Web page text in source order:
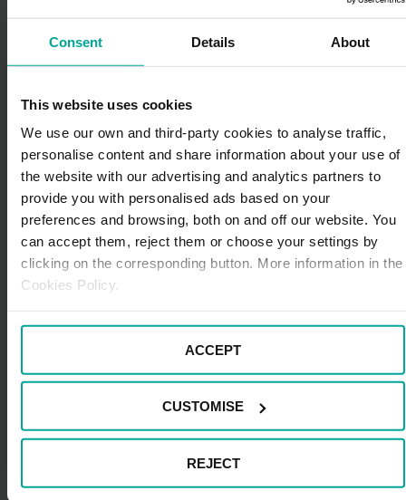
Consent Details About
This website uses cookies
We use our own and third-party cookies to analyse traffic,
personalise content and share information about your use of
the website with our advertising and analytics partners to
provide you with personalised ads based on your
preferences and browsing, both on and off our website. You
can accept them, reject them or choose your settings by
clicking on the corresponding button. More information in the
Cookies Policy.
ACCEPT
CUSTOMISE
REJECT
A continuación, proseguiremos hacia un pueblecito que
parece sacado de un lienzo: nos referimos a
La siguiente parada de la ruta nos llevará hasta
Friburgo, otra localidad absolutamente encantadora
cuyaarquitectura medieval ybächle(pequeños
canales de agua que lo atraviesan) nos fascinarán de
inmediato.
De Friburgo nos iremos a
, donde la naturaleza
cobrará protagonismo de nuevo con imponentes
cascadas (algunas, con más de 160 metros de caída),
visitar el Museo Regional de la Selva Negra
numerosas fábricas de relojes de cuco antes de irnos a
montañas y atravesado por las aguas del río Kinzig.
Aquí recorreremos su precioso casco histórico, sus
del ferrocarril, el de la farmacia o el del mercado.